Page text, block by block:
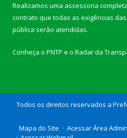
Realizamos uma assessoria
contrato que todas as exigências das
pública serão atendidas.
Conheça o PNTP e o Radar da
Todos os direitos reservados a
Mapa do Site
Acessar Área